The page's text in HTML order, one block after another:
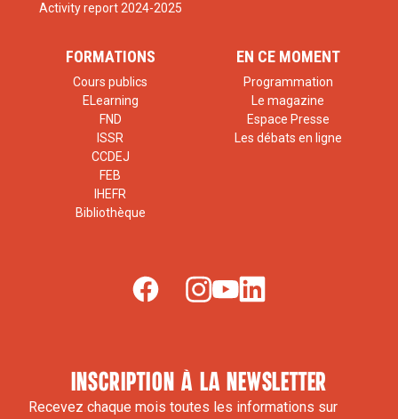
Activity report 2024-2025
FORMATIONS
Cours publics
ELearning
FND
ISSR
CCDEJ
FEB
IHEFR
Bibliothèque
EN CE MOMENT
Programmation
Le magazine
Espace Presse
Les débats en ligne
inscription à la newsletter
Recevez chaque mois toutes les informations sur